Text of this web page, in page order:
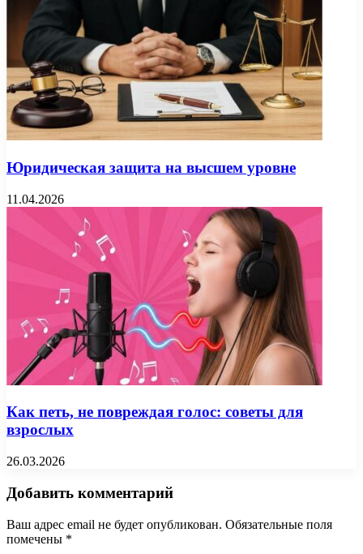
Юридическая защита на высшем уровне
11.04.2026
Как петь, не повреждая голос: советы для
взрослых
26.03.2026
Добавить комментарий
Ваш адрес email не будет опубликован. Обязательные поля
помечены *